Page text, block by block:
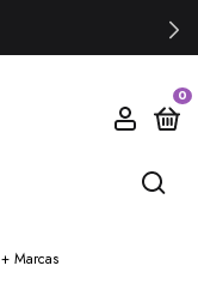
0
+ Marcas